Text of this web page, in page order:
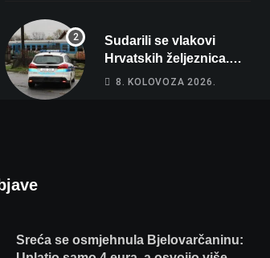
Sudarili se vlakovi
Hrvatskih željeznica.
Šestero osoba teško
8. KOLOVOZA 2026.
Sreća se osmjehnula Bjelovarčaninu: